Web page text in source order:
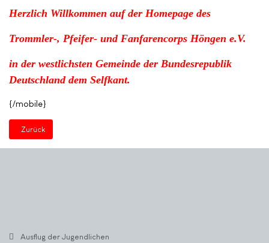
Herzlich Willkommen auf der Homepage des
Trommler-, Pfeifer- und Fanfarencorps Höngen e.V.
in der westlichsten Gemeinde der Bundesrepublik
Deutschland dem Selfkant.
{/mobile}
Vorheriger Beitrag: Willkommen Startseite Tablet
Zurück
Ausflug der Jugendlichen